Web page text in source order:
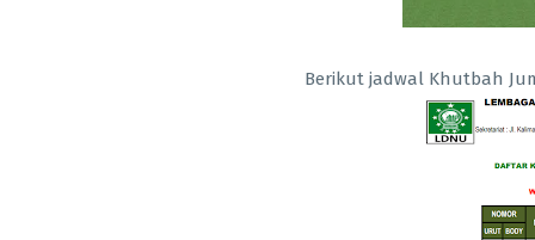
Berikut jadwal Khutbah